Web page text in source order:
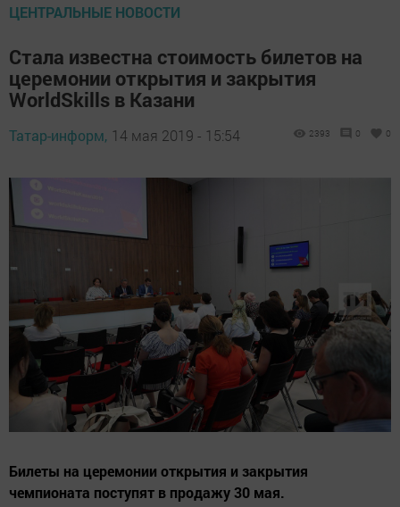
ЦЕНТРАЛЬНЫЕ НОВОСТИ
Стала известна стоимость билетов на
церемонии открытия и закрытия
WorldSkills в Казани
Татар-информ, 14 мая 2019 - 15:54 2393 0 0
Билеты на церемонии открытия и закрытия
чемпионата поступят в продажу 30 мая.